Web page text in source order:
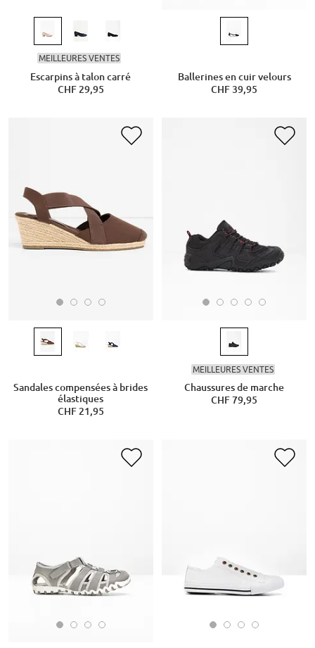
MEILLEURES VENTES
Escarpins à talon carré
CHF 29,95
Ballerines en cuir velours
CHF 39,95
Sandales compensées à brides
élastiques
CHF 21,95
MEILLEURES VENTES
Chaussures de marche
CHF 79,95